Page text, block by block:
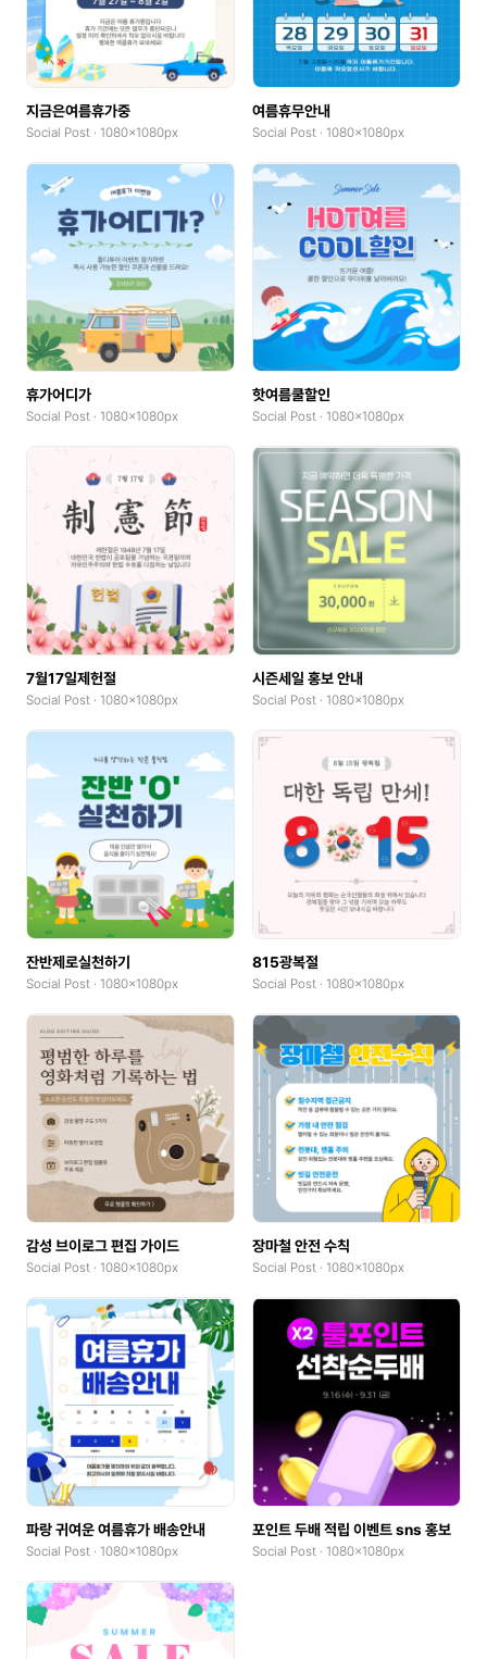
지금은여름휴가중
Social Post · 1080x1080px
여름휴무안내
Social Post · 1080x1080px
휴가어디가
Social Post · 1080x1080px
핫여름쿨할인
Social Post · 1080x1080px
7월17일제헌절
Social Post · 1080x1080px
시즌세일 홍보 안내
Social Post · 1080x1080px
잔반제로실천하기
Social Post · 1080x1080px
815광복절
Social Post · 1080x1080px
감성 브이로그 편집 가이드
Social Post · 1080x1080px
장마철 안전 수칙
Social Post · 1080x1080px
파랑 귀여운 여름휴가 배송안내
Social Post · 1080x1080px
포인트 두배 적립 이벤트 sns 홍보
Social Post · 1080x1080px